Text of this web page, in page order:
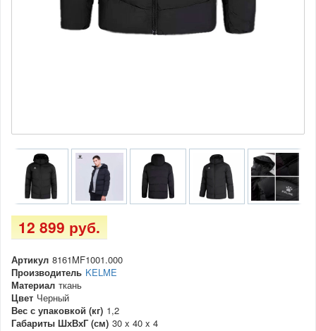
12 899 руб.
Артикул 8161MF1001.000
Производитель KELME
Материал ткань
Цвет Черный
Вес с упаковкой (кг) 1,2
Габариты ШхВхГ (см) 30 x 40 x 4